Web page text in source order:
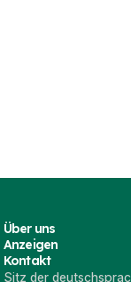
Über uns
Anzeigen
Kontakt
Sitz der